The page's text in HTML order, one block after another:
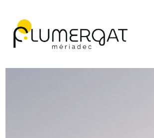
Navigation principale